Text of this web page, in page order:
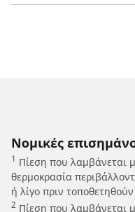
Νομικές
1 Πίεση που λαμβάνεται
θερμοκρασία
ή λίγο πριν
2 Πίεση που λαμβάνεται